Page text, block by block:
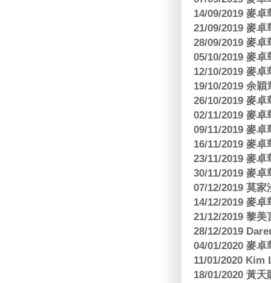
14/09/2019 麥
21/09/2019 麥
28/09/2019 麥
05/10/2019 麥
12/10/2019 麥
19/10/2019 余
26/10/2019 麥
02/11/2019 麥
09/11/2019 麥
16/11/2019 麥
23/11/2019 麥
30/11/2019 麥
07/12/2019 莫
14/12/2019 麥
21/12/2019 黎
28/12/2019
04/01/2020 麥
11/01/2020
18/01/2020 黃